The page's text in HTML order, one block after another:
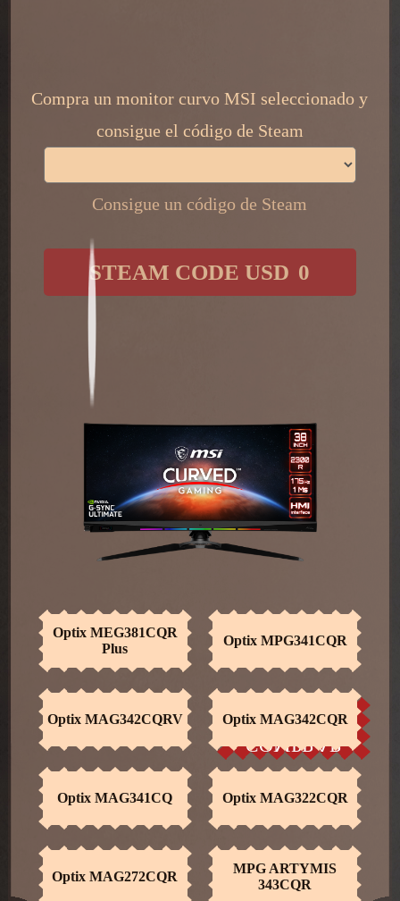
Compra un monitor curvo MSI seleccionado y
consigue el código de Steam
Consigue un código de Steam
STEAM CODE USD 0
Optix MEG381CQR
Plus
Optix MPG341CQR
Optix MAG342CQRV Optix MAG342CQR
COMPRAR
AHORA
Optix MAG341CQ Optix MAG322CQR
Optix MAG272CQR
MPG ARTYMIS
343CQR